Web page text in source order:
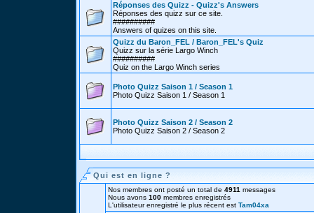
Réponses des Quizz - Quizz's Answers
Réponses des quizz sur ce site.
##########
Answers of quizes on this site.
Quizz du Baron_FEL / Baron_FEL's Quiz
Quizz sur la série Largo Winch
##########
Quiz on the Largo Winch series
Photo Quizz Saison 1 / Season 1
Photo Quizz Saison 1 / Season 1
Photo Quizz Saison 2 / Season 2
Photo Quizz Saison 2 / Season 2
Qui est en ligne ?
Nos membres ont posté un total de 4911 messages
Nous avons 100 membres enregistrés
L'utilisateur enregistré le plus récent est Tam04xa